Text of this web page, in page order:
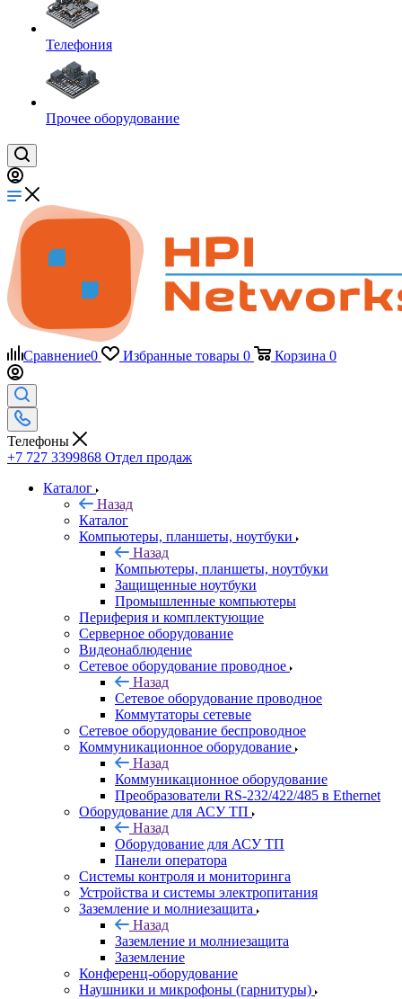
Телефония
Прочее оборудование
Сравнение0 Избранные товары 0 Корзина 0
Телефоны
+7 727 3399868 Отдел продаж
Каталог
Назад
Каталог
Компьютеры, планшеты, ноутбуки
Назад
Компьютеры, планшеты, ноутбуки
Защищенные ноутбуки
Промышленные компьютеры
Периферия и комплектующие
Серверное оборудование
Видеонаблюдение
Сетевое оборудование проводное
Назад
Сетевое оборудование проводное
Коммутаторы сетевые
Сетевое оборудование беспроводное
Коммуникационное оборудование
Назад
Коммуникационное оборудование
Преобразователи RS-232/422/485 в Ethernet
Оборудование для АСУ ТП
Назад
Оборудование для АСУ ТП
Панели оператора
Системы контроля и мониторинга
Устройства и системы электропитания
Заземление и молниезащита
Назад
Заземление и молниезащита
Заземление
Конференц-оборудование
Наушники и микрофоны (гарнитуры)